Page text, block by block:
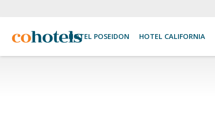
HOTEL POSEIDON HOTEL CALIFORNIA